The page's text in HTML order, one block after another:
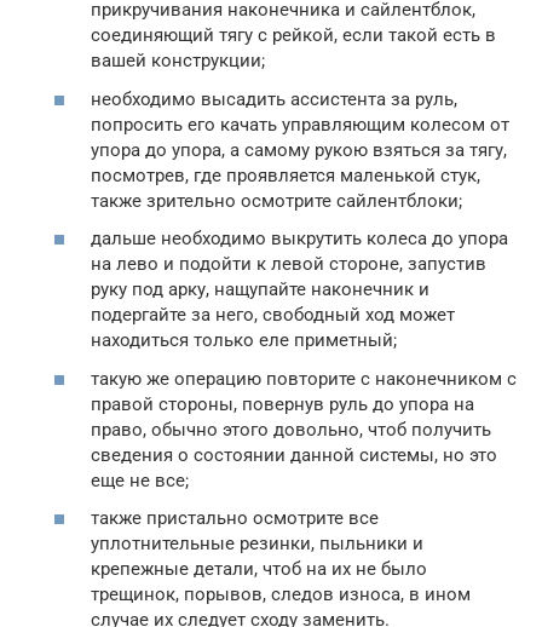
прикручивания наконечника и сайлентблок,
соединяющий тягу с рейкой, если такой есть в
вашей конструкции;
необходимо высадить ассистента за руль,
попросить его качать управляющим колесом от
упора до упора, а самому рукою взяться за тягу,
посмотрев, где проявляется маленькой стук,
также зрительно осмотрите сайлентблоки;
дальше необходимо выкрутить колеса до упора
на лево и подойти к левой стороне, запустив
руку под арку, нащупайте наконечник и
подергайте за него, свободный ход может
находиться только еле приметный;
такую же операцию повторите с наконечником с
правой стороны, повернув руль до упора на
право, обычно этого довольно, чтоб получить
сведения о состоянии данной системы, но это
еще не все;
также пристально осмотрите все
уплотнительные резинки, пыльники и
крепежные детали, чтоб на их не было
трещинок, порывов, следов износа, в ином
случае их следует сходу заменить.